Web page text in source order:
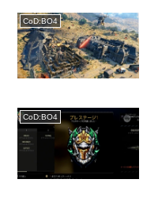
CoD:BO4
CoD:BO4